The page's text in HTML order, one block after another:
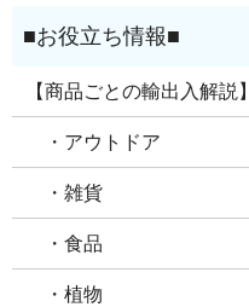
【商品ごとの輸出入解説】
・アウトドア
・雑貨
・食品
・植物